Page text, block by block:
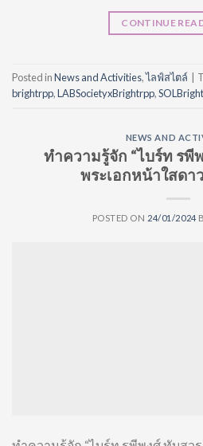
CONTINUE
Posted inNews and Activities,ไลฟ์สไตล์
brightrpp,LABSocietyxBrightrpp,SOLBright
NEWS AND
ทำความรู้จัก “ไบร์ท รพี
พระเอกหน้าใสดา
POSTED ON 24/01/2024